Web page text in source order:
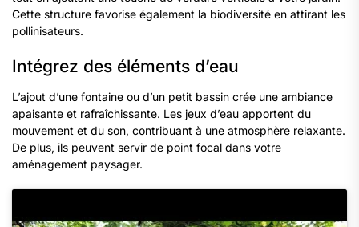
Cette structure favorise également la biodiversité en attirant les
pollinisateurs.
Intégrez des éléments d’eau
L’ajout d’une fontaine ou d’un petit bassin crée une ambiance
apaisante et rafraîchissante. Les jeux d’eau apportent du
mouvement et du son, contribuant à une atmosphère relaxante.
De plus, ils peuvent servir de point focal dans votre
aménagement paysager.